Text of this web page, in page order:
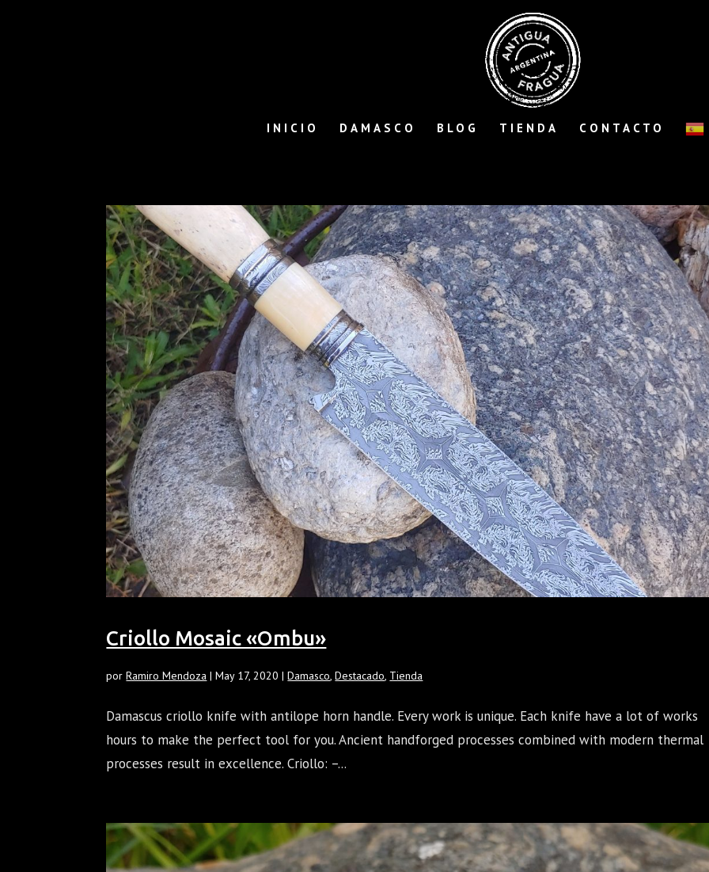
INICIO DAMASCO BLOG TIENDA CONTACTO
Criollo Mosaic «Ombu»
porRamiro Mendoza |May 17, 2020 |Damasco,Destacado, Tienda
Damascus criollo knife with antilope horn handle. Every work is unique. Each knife have a lot of works
hours to make the perfect tool for you. Ancient handforged processes combined with modern thermal
processes result in excellence. Criollo: –...